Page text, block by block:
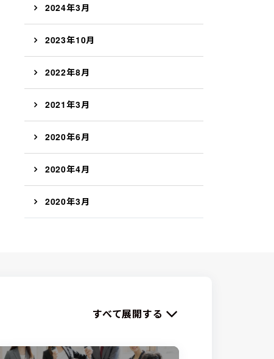
2024年3月
2023年10月
2022年8月
2021年3月
2020年6月
2020年4月
2020年3月
すべて展開する